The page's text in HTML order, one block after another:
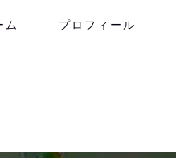
ム プロフィール